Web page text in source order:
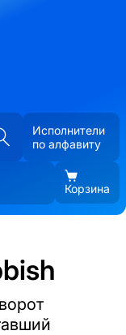
Исполнители
по алфавиту
Корзина